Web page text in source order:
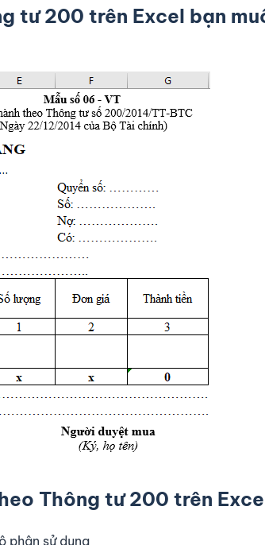
tư 200 trên Excel bạn
Thông tư 200 trên
phận sử dụng